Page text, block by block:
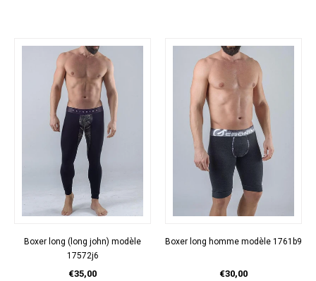
Boxer long (long john) modèle
17572j6
€35,00
Boxer long homme modèle 1761b9
€30,00